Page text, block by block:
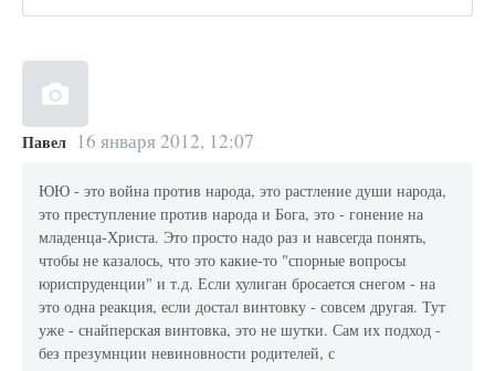
Павел 16 января 2012, 12:07
ЮЮ - это война против народа, это растление души народа,
это преступление против народа и Бога, это - гонение на
младенца-Христа. Это просто надо раз и навсегда понять,
чтобы не казалось, что это какие-то "спорные вопросы
юриспруденции" и т.д. Если хулиган бросается снегом - на
это одна реакция, если достал винтовку - совсем другая. Тут
уже - снайперская винтовка, это не шутки. Сам их подход -
без презумнции невиновности родителей, с